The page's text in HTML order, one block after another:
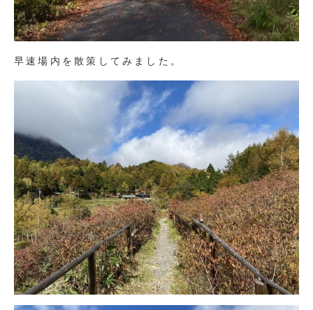
早速場内を散策してみました。